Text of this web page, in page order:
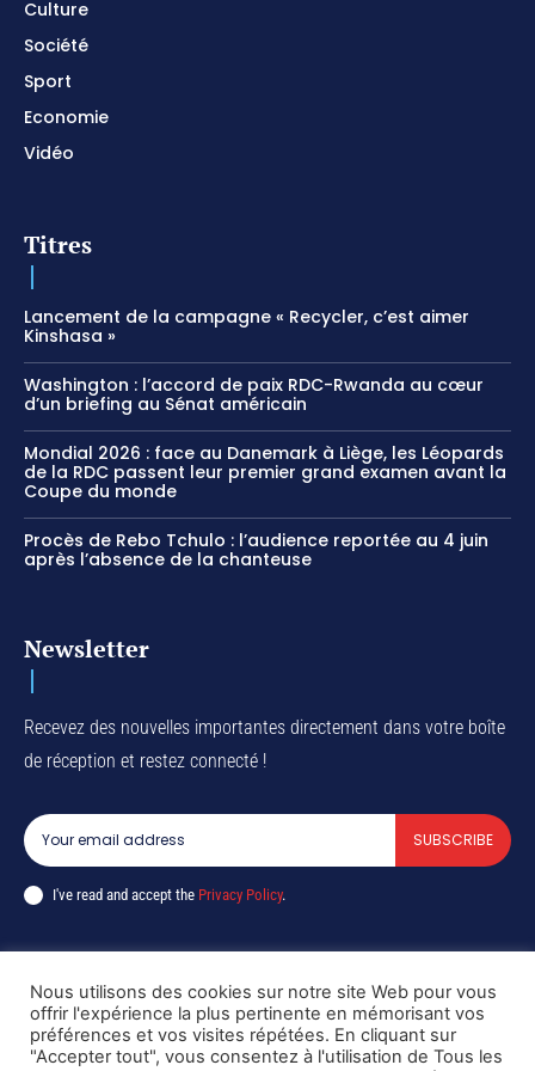
Culture
Société
Sport
Economie
Vidéo
Titres
Lancement de la campagne « Recycler, c’est aimer
Kinshasa »
Washington : l’accord de paix RDC-Rwanda au cœur
d’un briefing au Sénat américain
Mondial 2026 : face au Danemark à Liège, les Léopards
de la RDC passent leur premier grand examen avant la
Coupe du monde
Procès de Rebo Tchulo : l’audience reportée au 4 juin
après l’absence de la chanteuse
Newsletter
Recevez des nouvelles importantes directement dans votre boîte
de réception et restez connecté !
SUBSCRIBE
I've read and accept the Privacy Policy.
Copyright © DiaspoRDC. All rights reserved
Nous utilisons des cookies sur notre site Web pour vous
offrir l'expérience la plus pertinente en mémorisant vos
préférences et vos visites répétées. En cliquant sur
"Accepter tout", vous consentez à l'utilisation de Tous les